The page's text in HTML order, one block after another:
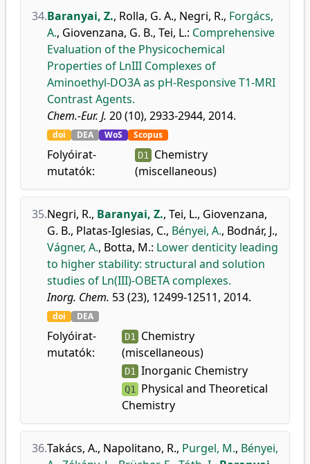
34.Baranyai, Z., Rolla, G. A., Negri, R., Forgács,
A., Giovenzana, G. B., Tei, L.: Comprehensive
Evaluation of the Physicochemical
Properties of LnIII Complexes of
Aminoethyl-DO3A as pH-Responsive T1-MRI
Contrast Agents.
Chem.-Eur. J. 20 (10), 2933-2944, 2014.
doi DEA WoS Scopus
Folyóirat-
mutatók:
D1
Chemistry
(miscellaneous)
35.Negri, R., Baranyai, Z., Tei, L., Giovenzana,
G. B., Platas-Iglesias, C., Bényei, A., Bodnár, J.,
Vágner, A., Botta, M.: Lower denticity leading
to higher stability: structural and solution
studies of Ln(III)-OBETA complexes.
Inorg. Chem. 53 (23), 12499-12511, 2014.
doi DEA
Folyóirat-
mutatók:
D1
Chemistry
(miscellaneous)
D1 Inorganic Chemistry
Q1
Physical and Theoretical
Chemistry
36.Takács, A., Napolitano, R., Purgel, M., Bényei,